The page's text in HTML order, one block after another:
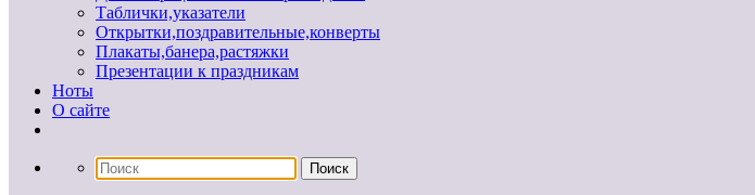
Таблички,указатели
Открытки,поздравительные,конверты
Плакаты,банера,растяжки
Презентации к праздникам
Ноты
О сайте